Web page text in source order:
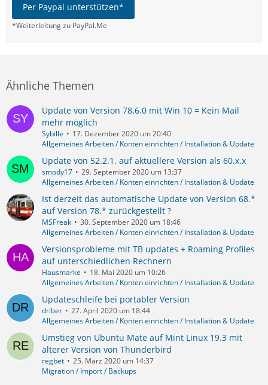
Per Paypal unterstützen*
*Weiterleitung zu PayPal.Me
Ähnliche Themen
Update von Version 78.6.0 mit Win 10 = Kein Mail
mehr möglich
Sybille
17. Dezember 2020 um 20:40
Allgemeines Arbeiten / Konten einrichten / Installation & Update
Update von 52.2.1. auf aktuellere Version als 60.x.x
smody17
29. September 2020 um 13:37
Allgemeines Arbeiten / Konten einrichten / Installation & Update
Ist derzeit das automatische Update von Version 68.*
auf Version 78.* zurückgestellt ?
MSFreak
30. September 2020 um 18:46
Allgemeines Arbeiten / Konten einrichten / Installation & Update
Versionsprobleme mit TB updates + Roaming Profiles
auf unterschiedlichen Rechnern
Hausmarke
18. Mai 2020 um 10:26
Allgemeines Arbeiten / Konten einrichten / Installation & Update
Updateschleife bei portabler Version
driber
27. April 2020 um 18:44
Allgemeines Arbeiten / Konten einrichten / Installation & Update
Umstieg von Ubuntu Mate auf Mint Linux 19.3 mit
älterer Version von Thunderbird
regbet
25. März 2020 um 14:37
Migration / Import / Backups